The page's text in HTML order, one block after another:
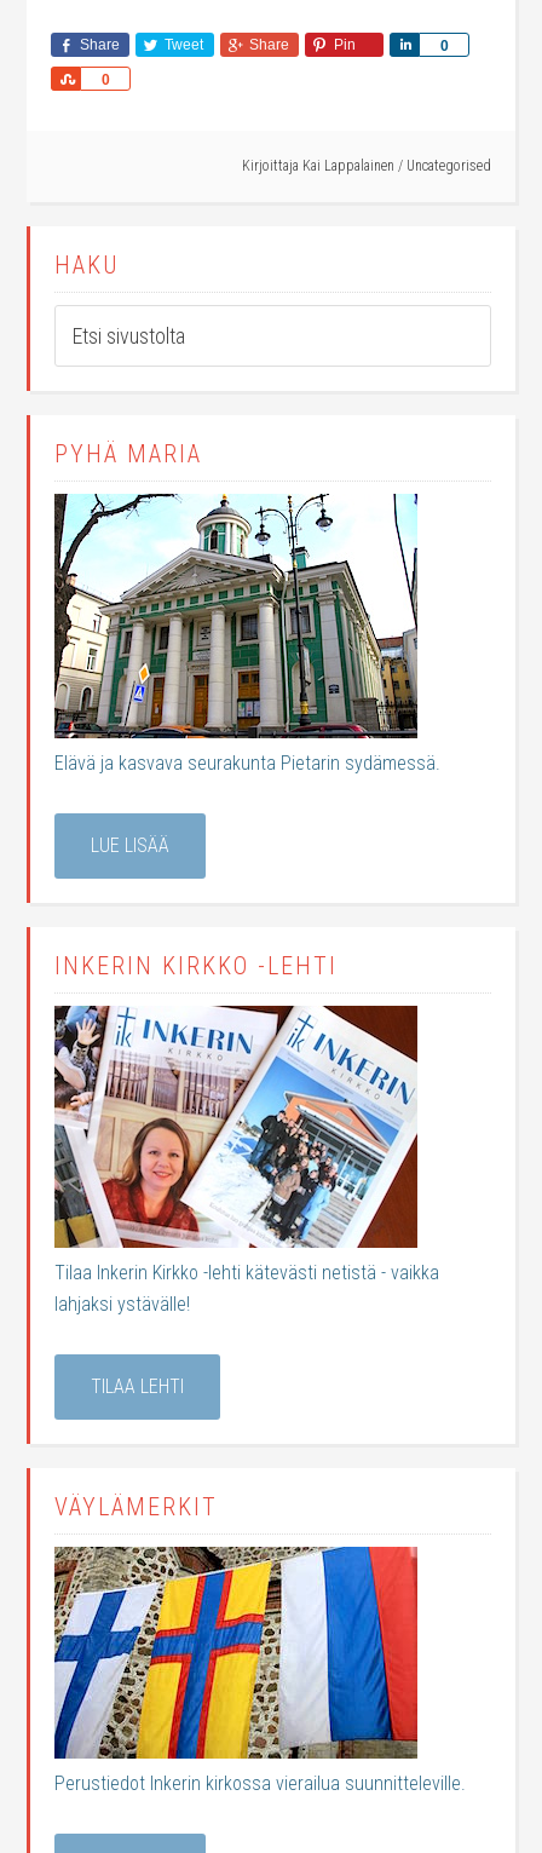
Share Tweet Share Pin 0
Share
0
Share
Kirjoittaja Kai Lappalainen / Uncategorised
HAKU
PYHÄ MARIA
Elävä ja kasvava seurakunta Pietarin sydämessä.
LUE LISÄÄ
INKERIN KIRKKO -LEHTI
Tilaa Inkerin Kirkko -lehti kätevästi netistä - vaikka
lahjaksi ystävälle!
TILAA LEHTI
VÄYLÄMERKIT
Perustiedot Inkerin kirkossa vierailua suunnitteleville.